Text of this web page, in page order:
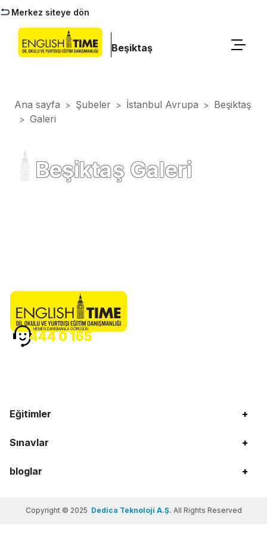
Merkez siteye dön
Beşiktaş
Ana sayfa > Şubeler > İstanbul Avrupa > Beşiktaş
> Galeri
Beşiktaş Galeri
Eğitimler +
Sınavlar +
bloglar +
HEMEN DANIŞMANLA GÖRÜŞÜN
444 0 165
Copyright © 2025 Dedica Teknoloji A.Ş. All Rights Reserved